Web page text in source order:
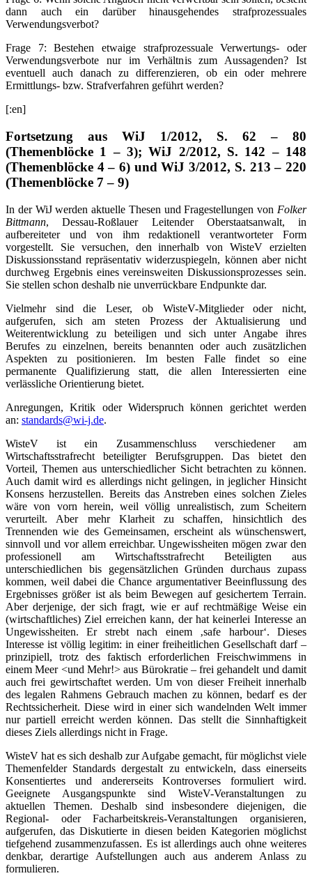
dann auch ein darüber hinausgehendes strafprozessuales
Verwendungsverbot?
Frage 7: Bestehen etwaige strafprozessuale Verwertungs- oder
Verwendungsverbote nur im Verhältnis zum Aussagenden? Ist
eventuell auch danach zu differenzieren, ob ein oder mehrere
Ermittlungs- bzw. Strafverfahren geführt werden?
[:en]
Fortsetzung aus WiJ 1/2012, S. 62 – 80
(Themenblöcke 1 – 3); WiJ 2/2012, S. 142 – 148
(Themenblöcke 4 – 6) und WiJ 3/2012, S. 213 – 220
(Themenblöcke 7 – 9)
In der WiJ werden aktuelle Thesen und Fragestellungen von Folker
Bittmann, Dessau-Roßlauer Leitender Oberstaatsanwalt, in
aufbereiteter und von ihm redaktionell verantworteter Form
vorgestellt. Sie versuchen, den innerhalb von WisteV erzielten
Diskussionsstand repräsentativ widerzuspiegeln, können aber nicht
durchweg Ergebnis eines vereinsweiten Diskussionsprozesses sein.
Sie stellen schon deshalb nie unverrückbare Endpunkte dar.
Vielmehr sind die Leser, ob WisteV-Mitglieder oder nicht,
aufgerufen, sich am steten Prozess der Aktualisierung und
Weiterentwicklung zu beteiligen und sich unter Angabe ihres
Berufes zu einzelnen, bereits benannten oder auch zusätzlichen
Aspekten zu positionieren. Im besten Falle findet so eine
permanente Qualifizierung statt, die allen Interessierten eine
verlässliche Orientierung bietet.
Anregungen, Kritik oder Widerspruch können gerichtet werden
an: standards@wi-j.de.
WisteV ist ein Zusammenschluss verschiedener am
Wirtschaftsstrafrecht beteiligter Berufsgruppen. Das bietet den
Vorteil, Themen aus unterschiedlicher Sicht betrachten zu können.
Auch damit wird es allerdings nicht gelingen, in jeglicher Hinsicht
Konsens herzustellen. Bereits das Anstreben eines solchen Zieles
wäre von vorn herein, weil völlig unrealistisch, zum Scheitern
verurteilt. Aber mehr Klarheit zu schaffen, hinsichtlich des
Trennenden wie des Gemeinsamen, erscheint als wünschenswert,
sinnvoll und vor allem erreichbar. Ungewissheiten mögen zwar den
professionell am Wirtschaftsstrafrecht Beteiligten aus
unterschiedlichen bis gegensätzlichen Gründen durchaus zupass
kommen, weil dabei die Chance argumentativer Beeinflussung des
Ergebnisses größer ist als beim Bewegen auf gesichertem Terrain.
Aber derjenige, der sich fragt, wie er auf rechtmäßige Weise ein
(wirtschaftliches) Ziel erreichen kann, der hat keinerlei Interesse an
Ungewissheiten. Er strebt nach einem ‚safe harbour‘. Dieses
Interesse ist völlig legitim: in einer freiheitlichen Gesellschaft darf –
prinzipiell, trotz des faktisch erforderlichen Freischwimmens in
einem Meer <und Mehr!> aus Bürokratie – frei gehandelt und damit
auch frei gewirtschaftet werden. Um von dieser Freiheit innerhalb
des legalen Rahmens Gebrauch machen zu können, bedarf es der
Rechtssicherheit. Diese wird in einer sich wandelnden Welt immer
nur partiell erreicht werden können. Das stellt die Sinnhaftigkeit
dieses Ziels allerdings nicht in Frage.
WisteV hat es sich deshalb zur Aufgabe gemacht, für möglichst viele
Themenfelder Standards dergestalt zu entwickeln, dass einerseits
Konsentiertes und andererseits Kontroverses formuliert wird.
Geeignete Ausgangspunkte sind WisteV-Veranstaltungen zu
aktuellen Themen. Deshalb sind insbesondere diejenigen, die
Regional- oder Facharbeitskreis-Veranstaltungen organisieren,
aufgerufen, das Diskutierte in diesen beiden Kategorien möglichst
tiefgehend zusammenzufassen. Es ist allerdings auch ohne weiteres
denkbar, derartige Aufstellungen auch aus anderem Anlass zu
formulieren.